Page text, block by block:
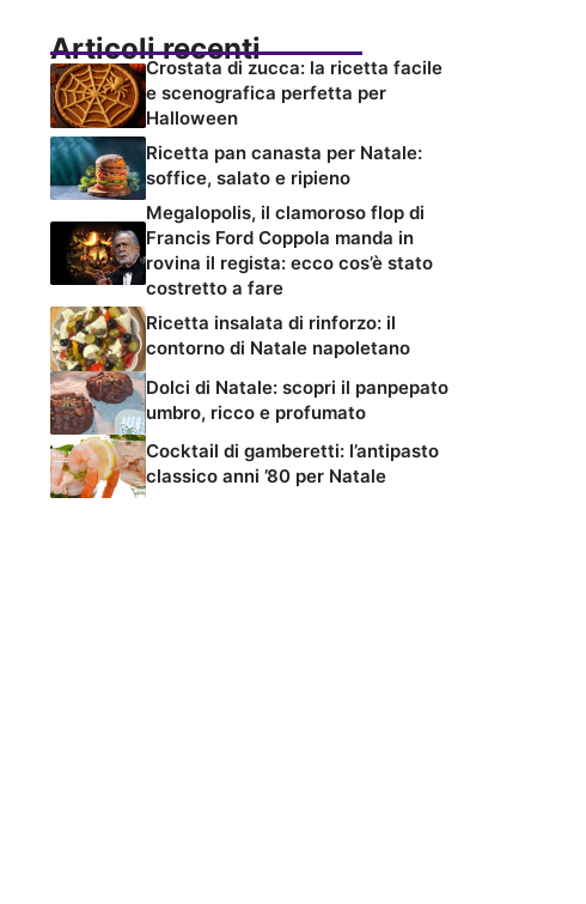
Articoli recenti
Crostata di zucca: la ricetta facile
e scenografica perfetta per
Halloween
Ricetta pan canasta per Natale:
soffice, salato e ripieno
Megalopolis, il clamoroso flop di
Francis Ford Coppola manda in
rovina il regista: ecco cos’è stato
costretto a fare
Ricetta insalata di rinforzo: il
contorno di Natale napoletano
Dolci di Natale: scopri il panpepato
umbro, ricco e profumato
Cocktail di gamberetti: l’antipasto
classico anni ’80 per Natale